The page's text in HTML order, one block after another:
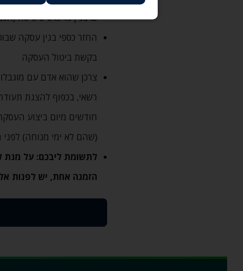
₪ בגין כל כרטיס טיסה
בקשת ביטול העסקה
צרכן שהוא אדם עם
(שהם לא ימי מנוחה)
לתשומת ליבכם: על מנת
הזמנה אחת‚ יש לפנות